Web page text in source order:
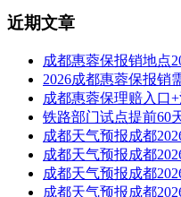
近期文章
成都惠蓉保报销地点
2026成都惠蓉保报销
成都惠蓉保理赔入口
铁路部门试点提前60
成都天气预报成都
成都天气预报成都
成都天气预报成都
成都天气预报成都